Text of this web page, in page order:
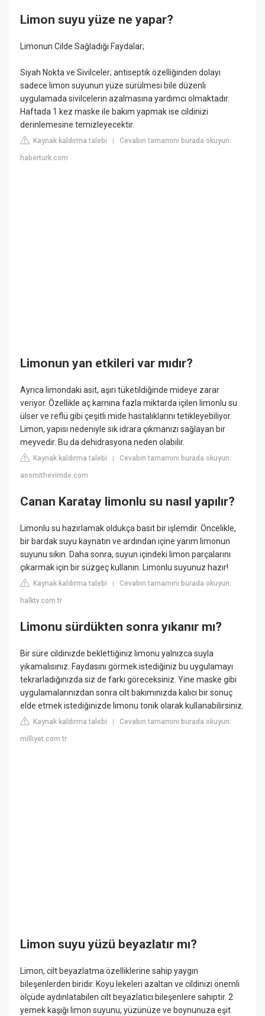
Limon suyu yüze ne yapar?
Limonun Cilde Sağladığı Faydalar;
Siyah Nokta ve Sivilceler; antiseptik özelliğinden dolayı
sadece limon suyunun yüze sürülmesi bile düzenli
uygulamada sivilcelerin azalmasına yardımcı olmaktadır.
Haftada 1 kez maske ile bakım yapmak ise cildinizi
derinlemesine temizleyecektir.
Kaynak kaldırma talebi |Cevabın tamamını burada okuyun:
haberturk.com
Limonun yan etkileri var mıdır?
Ayrıca limondaki asit, aşırı tüketildiğinde mideye zarar
veriyor. Özellikle aç karnına fazla miktarda içilen limonlu su
ülser ve reflü gibi çeşitli mide hastalıklarını tetikleyebiliyor.
Limon, yapısı nedeniyle sık idrara çıkmanızı sağlayan bir
meyvedir. Bu da dehidrasyona neden olabilir.
Kaynak kaldırma talebi |Cevabın tamamını burada okuyun:
aosmithevimde.com
Canan Karatay limonlu su nasıl yapılır?
Limonlu su hazırlamak oldukça basit bir işlemdir. Öncelikle,
bir bardak suyu kaynatın ve ardından içine yarım limonun
suyunu sıkın. Daha sonra, suyun içindeki limon parçalarını
çıkarmak için bir süzgeç kullanın. Limonlu suyunuz hazır!
Kaynak kaldırma talebi |Cevabın tamamını burada okuyun:
halktv.com.tr
Limonu sürdükten sonra yıkanır mı?
Bir süre cildinizde beklettiğiniz limonu yalnızca suyla
yıkamalısınız. Faydasını görmek istediğiniz bu uygulamayı
tekrarladığınızda siz de farkı göreceksiniz. Yine maske gibi
uygulamalarınızdan sonra cilt bakımınızda kalıcı bir sonuç
elde etmek istediğinizde limonu tonik olarak kullanabilirsiniz.
Kaynak kaldırma talebi |Cevabın tamamını burada okuyun:
milliyet.com.tr
Limon suyu yüzü beyazlatır mı?
Limon, cilt beyazlatma özelliklerine sahip yaygın
bileşenlerden biridir. Koyu lekeleri azaltan ve cildinizi önemli
ölçüde aydınlatabilen cilt beyazlatıcı bileşenlere sahiptir. 2
yemek kaşığı limon suyunu, yüzünüze ve boynunuza eşit